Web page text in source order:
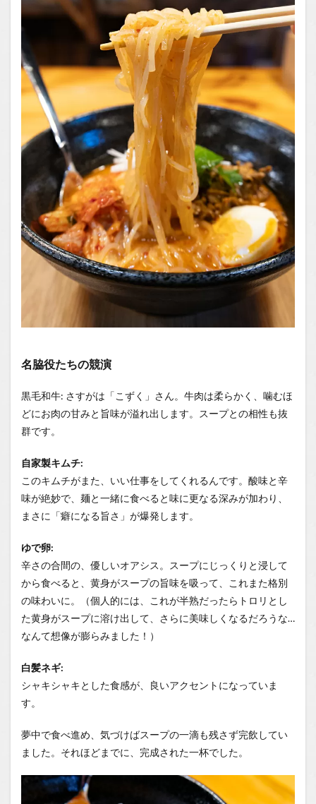
名脇役たちの競演
黒毛和牛: さすがは「こずく」さん。牛肉は柔らかく、噛むほ
どにお肉の甘みと旨味が溢れ出します。スープとの相性も抜
群です。
自家製キムチ:
このキムチがまた、いい仕事をしてくれるんです。酸味と辛
味が絶妙で、麺と一緒に食べると味に更なる深みが加わり、
まさに「癖になる旨さ」が爆発します。
ゆで卵:
辛さの合間の、優しいオアシス。スープにじっくりと浸して
から食べると、黄身がスープの旨味を吸って、これまた格別
の味わいに。（個人的には、これが半熟だったらトロリとし
た黄身がスープに溶け出して、さらに美味しくなるだろうな…
なんて想像が膨らみました！）
白髪ネギ:
シャキシャキとした食感が、良いアクセントになっていま
す。
夢中で食べ進め、気づけばスープの一滴も残さず完飲してい
ました。それほどまでに、完成された一杯でした。